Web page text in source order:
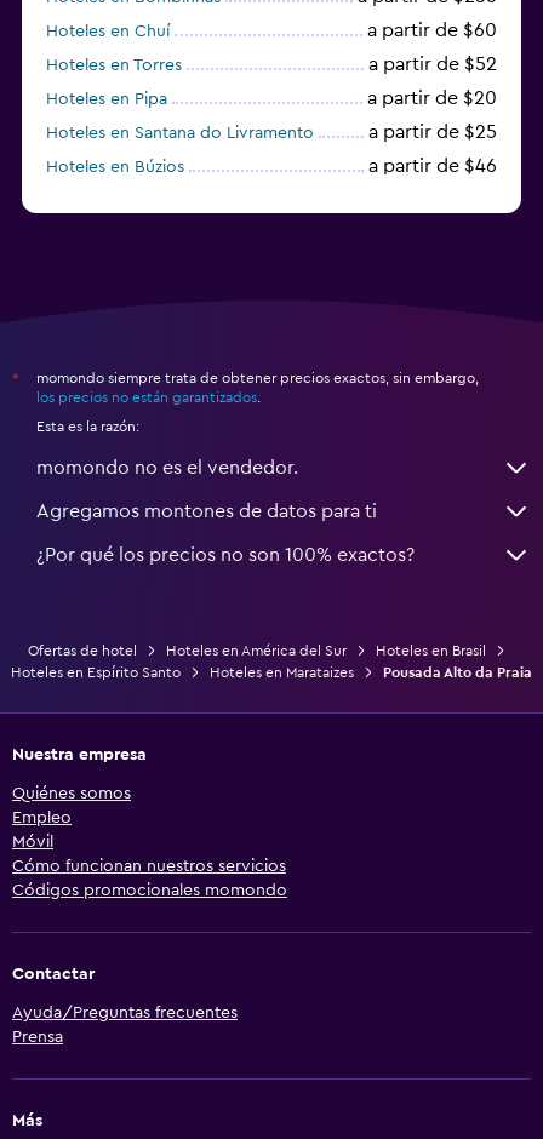
Hoteles en Chuí a partir de $60
Hoteles en Torres a partir de $52
Hoteles en Pipa a partir de $20
Hoteles en Santana do Livramento a partir de $25
Hoteles en Búzios a partir de $46
*
momondo siempre trata de obtener precios exactos, sin embargo,
los precios no están garantizados
Esta es la razón:
momondo no es el vendedor.
Agregamos montones de datos para ti
¿Por qué los precios no son 100% exactos?
Ofertas de hotel Hoteles en América del Sur
Hoteles en Brasil
Hoteles en Espírito Santo
Hoteles en Marataizes Pousada Alto da Praia
Nuestra empresa
Quiénes somos
Empleo
Móvil
Cómo funcionan nuestros servicios
Códigos promocionales momondo
Contactar
Ayuda/Preguntas frecuentes
Prensa
Más